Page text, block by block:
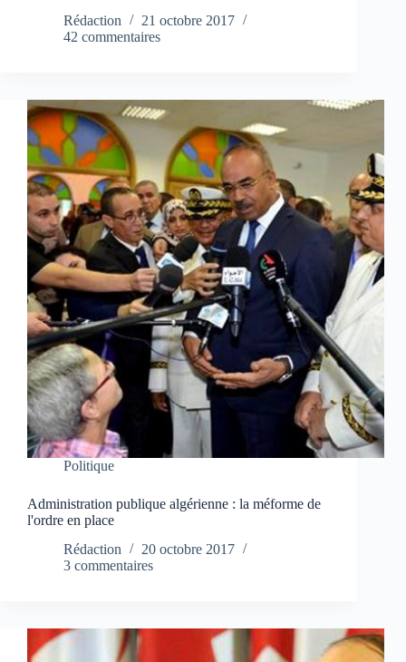
Rédaction
21 octobre 2017
42 commentaires
Politique
Administration publique algérienne : la méforme de
l'ordre en place
Rédaction
20 octobre 2017
3 commentaires